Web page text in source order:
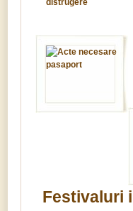
Festivaluri